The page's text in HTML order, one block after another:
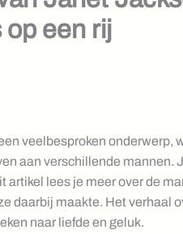
op een rij
veelbesproken onderwerp,
aan verschillende mannen.
artikel lees je meer over de
daarbij maakte. Het verhaal
naar liefde en geluk.